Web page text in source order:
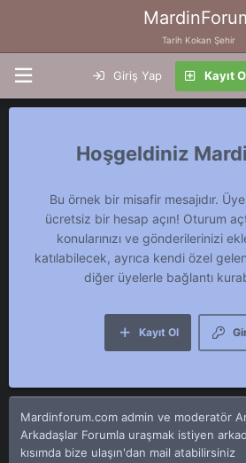
Tarih Kokan Şehir
Giriş Yap Kayıt
Bu örnek bir misafir mesajıdır.
ücretsiz bir hesap açın! Oturum
konularınızı ve gönderilerinizi
katılabilecek, ayrıca kendi özel
diğer üyelerle bağlantı
Kayıt Ol
Mardinforum.com admin ve moderatör
Arkadaşlar Forumla uraşmak istiyen
kısımda bize ulaşın'dan mail atabilirsiniz